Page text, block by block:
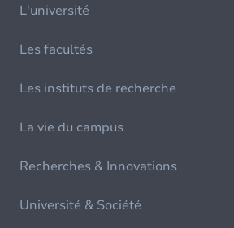
L'université
Les facultés
Les instituts de recherche
La vie du campus
Recherches & Innovations
Université & Société